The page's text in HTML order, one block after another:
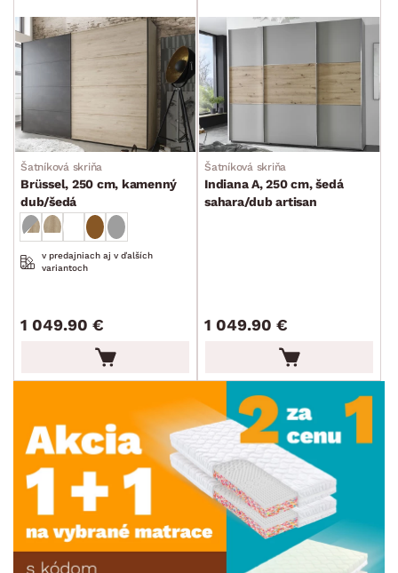
Šatníková skriňa
Brüssel, 250 cm, kamenný
dub/šedá
v predajniach aj v ďalších
variantoch
1 049.90 €
Šatníková skriňa
Indiana A, 250 cm, šedá
sahara/dub artisan
1 049.90 €